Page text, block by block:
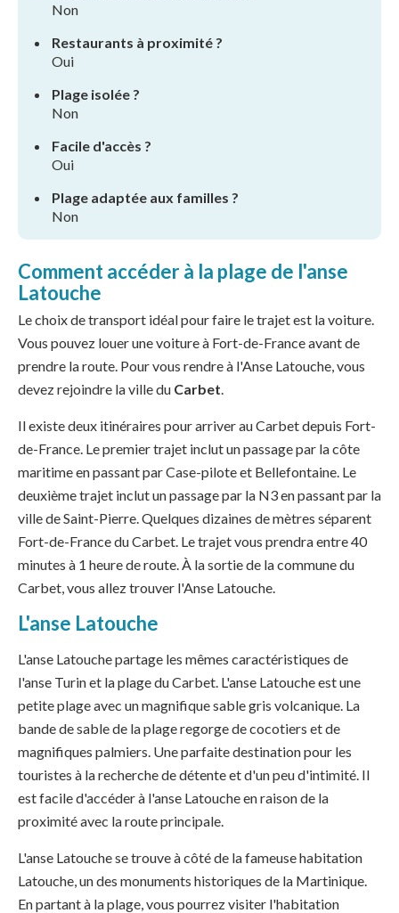
Non
Restaurants à proximité ?
Oui
Plage isolée ?
Non
Facile d'accès ?
Oui
Plage adaptée aux familles ?
Non
Comment accéder à la plage de l'anse
Latouche
Le choix de transport idéal pour faire le trajet est la voiture.
Vous pouvez louer une voiture à Fort-de-France avant de
prendre la route. Pour vous rendre à l'Anse Latouche, vous
devez rejoindre la ville du Carbet.
Il existe deux itinéraires pour arriver au Carbet depuis Fort-
de-France. Le premier trajet inclut un passage par la côte
maritime en passant par Case-pilote et Bellefontaine. Le
deuxième trajet inclut un passage par la N3 en passant par la
ville de Saint-Pierre. Quelques dizaines de mètres séparent
Fort-de-France du Carbet. Le trajet vous prendra entre 40
minutes à 1 heure de route. À la sortie de la commune du
Carbet, vous allez trouver l'Anse Latouche.
L'anse Latouche
L'anse Latouche partage les mêmes caractéristiques de
l'anse Turin et la plage du Carbet. L'anse Latouche est une
petite plage avec un magnifique sable gris volcanique. La
bande de sable de la plage regorge de cocotiers et de
magnifiques palmiers. Une parfaite destination pour les
touristes à la recherche de détente et d'un peu d'intimité. Il
est facile d'accéder à l'anse Latouche en raison de la
proximité avec la route principale.
L'anse Latouche se trouve à côté de la fameuse habitation
Latouche, un des monuments historiques de la Martinique.
En partant à la plage, vous pourrez visiter l'habitation